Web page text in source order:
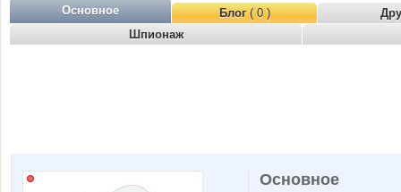
Основное Блог( 0 )
Шпионаж
Основное